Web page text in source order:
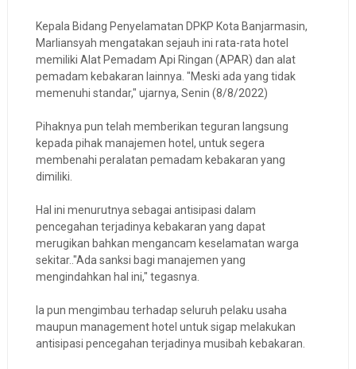
Kepala Bidang Penyelamatan DPKP Kota Banjarmasin,
Marliansyah mengatakan sejauh ini rata-rata hotel
memiliki Alat Pemadam Api Ringan (APAR) dan alat
pemadam kebakaran lainnya. "Meski ada yang tidak
memenuhi standar," ujarnya, Senin (8/8/2022)
Pihaknya pun telah memberikan teguran langsung
kepada pihak manajemen hotel, untuk segera
membenahi peralatan pemadam kebakaran yang
dimiliki.
Hal ini menurutnya sebagai antisipasi dalam
pencegahan terjadinya kebakaran yang dapat
merugikan bahkan mengancam keselamatan warga
sekitar.."Ada sanksi bagi manajemen yang
mengindahkan hal ini," tegasnya.
Ia pun mengimbau terhadap seluruh pelaku usaha
maupun management hotel untuk sigap melakukan
antisipasi pencegahan terjadinya musibah kebakaran.